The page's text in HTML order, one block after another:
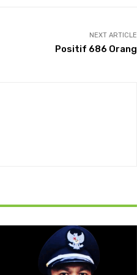
NEXT ARTICLE
Positif 686 Orang